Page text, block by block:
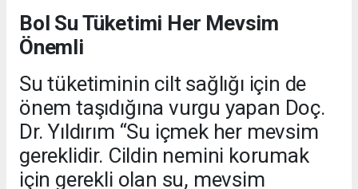
Bol Su Tüketimi Her Mevsim
Önemli
Su tüketiminin cilt sağlığı için de
önem taşıdığına vurgu yapan Doç.
Dr. Yıldırım “Su içmek her mevsim
gereklidir. Cildin nemini korumak
için gerekli olan su, mevsim